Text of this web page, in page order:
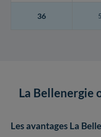
36
La Bellenergie
Les avantages La